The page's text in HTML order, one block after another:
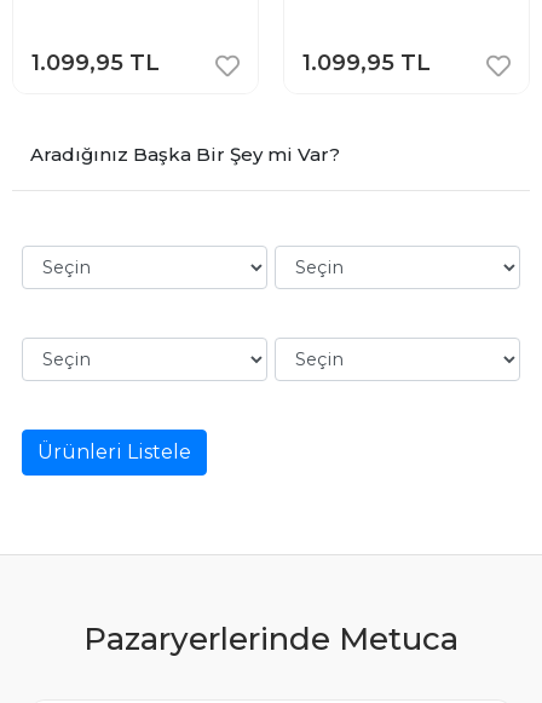
1.099,95 TL 1.099,95 TL
Aradığınız Başka Bir Şey mi Var?
Ürünleri Listele